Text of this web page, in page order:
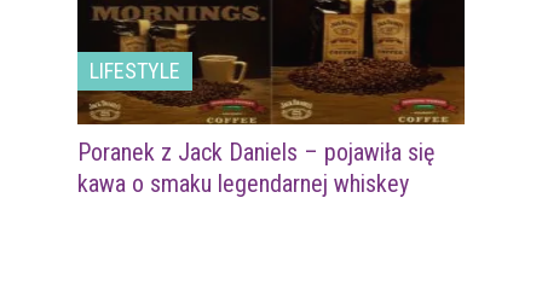
LIFESTYLE
Poranek z Jack Daniels – pojawiła się
kawa o smaku legendarnej whiskey